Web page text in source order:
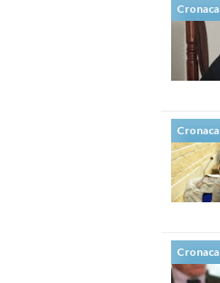
Cronaca
Cronaca
Cronaca